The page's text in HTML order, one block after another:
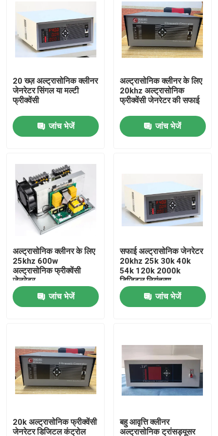
उत्पादों
हमारे बारे में
कारखाना भ्रमण
गुणवत्ता नियंत्रण
संपर्क करें
अल्ट्रासोनिक सफाई ट्रांसड्यूसर
बहु आवृत्ति अल्ट्रासोनिक ट्रांसड्यूसर
20 ख्ज़ अल्ट्रासोनिक क्लीनर
जेनरेटर सिंगल या मल्टी
फ्रीक्वेंसी
जांच भेजें
अल्ट्रासोनिक क्लीनर के लिए
20khz अल्ट्रासोनिक
फ्रीक्वेंसी जेनरेटर की सफाई
जांच भेजें
अल्ट्रासोनिक क्लीनर के लिए
25khz 600w
अल्ट्रासोनिक फ्रीक्वेंसी
जेनरेटर
जांच भेजें
सफाई अल्ट्रासोनिक जेनरेटर
20khz 25k 30k 40k
54k 120k 2000k
डिजिटल नियंत्रण
जांच भेजें
20k अल्ट्रासोनिक फ्रीक्वेंसी
जेनरेटर डिजिटल कंट्रोल
बहु आवृत्ति क्लीनर
अल्ट्रासोनिक ट्रांसड्यूसर